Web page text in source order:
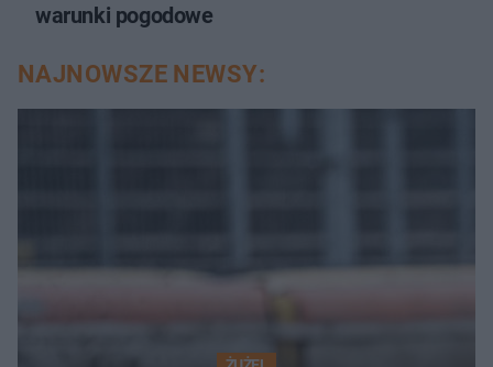
warunki pogodowe
NAJNOWSZE NEWSY: